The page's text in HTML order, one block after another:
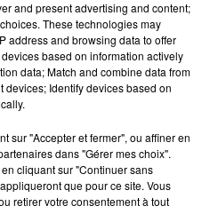
SE FAIRE
RESSORT DE LA...
contre la clinique qui a
et présenté ses
and present advertising and content;
These technologies may
address and browsing data to offer
based on information actively
data; Match and combine data from
devices; Identify devices based on
sur "Accepter et fermer", ou affiner en
dans "Gérer mes choix".
cliquant sur "Continuer sans
que pour ce site. Vous
retirer votre consentement à tout